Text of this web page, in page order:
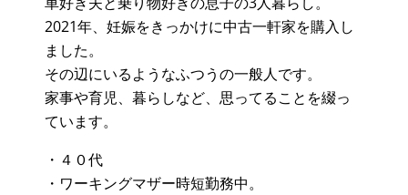
2021年、妊娠をきっかけに中古一軒家を購入し
ました。
その辺にいるようなふつうの一般人です。
家事や育児、暮らしなど、思ってることを綴っ
ています。
・４０代
・ワーキングマザー時短勤務中。